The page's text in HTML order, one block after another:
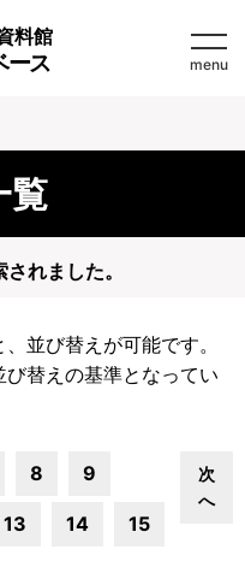
料館
ース menu
覧
れました。
並び替えが可能です。
替えの基準となってい
8 9
13 14 15
次
へ